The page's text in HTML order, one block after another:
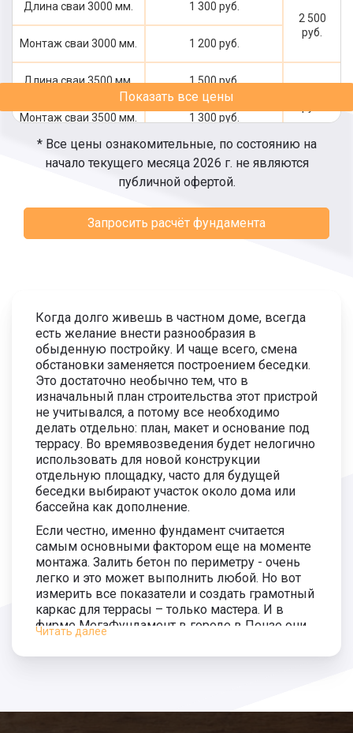
Длина сваи 3000 мм.
1 300 руб.
2 500
руб.
Монтаж сваи 3000 мм.
1 200 руб.
Длина сваи 3500 мм.
1 500 руб.
Монтаж сваи 3500 мм.
1 300 руб.
Длина сваи 4000 мм.
3 000
Монтаж сваи 4000 мм.
1 400 руб.
Длина сваи 4500 мм.
1 800 руб.
3 300
3 500
Монтаж сваи 5000 мм.
1 600 руб.
Длина сваи 5500 мм.
2 100 руб.
3 800
руб.
Монтаж сваи 5500 мм.
1 700 руб.
Длина сваи 6000 мм.
2 200 руб.
Монтаж сваи 6000 мм.
1 800 руб.
Показать все цены
* Все цены ознакомительные, по состоянию на
начало текущего месяца 2026 г. не являются
публичной офертой.
Запросить расчёт фундамента
Читать далее
Когда долго живешь в частном доме, всегда
есть желание внести разнообразия в
обыденную постройку. И чаще всего, смена
обстановки заменяется построением беседки.
Это достаточно необычно тем, что в
изначальный план строительства этот пристрой
не учитывался, а потому все необходимо
делать отдельно: план, макет и основание под
террасу. Во времявозведения будет нелогично
использовать для новой конструкции
отдельную площадку, часто для будущей
беседки выбирают участок около дома или
бассейна как дополнение.
Если честно, именно фундамент считается
самым основными фактором еще на моменте
монтажа. Залить бетон по периметру - очень
легко и это может выполнить любой. Но вот
измерить все показатели и создать грамотный
каркас для террасы – только мастера. И в
фирме МегаФундамент в городе в Пензе они
этим важным факторам относят: